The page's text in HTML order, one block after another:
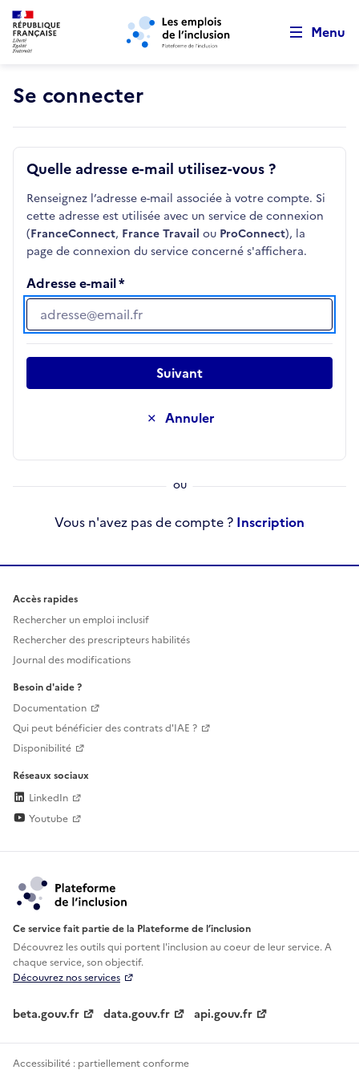
Aller au menu principal Aller au contenu principal
Menu
Se connecter
Quelle adresse e-mail utilisez-vous ?
Renseignez l’adresse e-mail associée à votre compte. Si
cette adresse est utilisée avec un service de connexion
(FranceConnect, France Travail ou ProConnect), la
page de connexion du service concerné s'affichera.
Adresse e-mail
Adresse e-mail
Annuler
Suivant
Vous n'avez pas de compte ? Inscription
Accès rapides
Rechercher un emploi inclusif
Rechercher des prescripteurs habilités
Journal des modifications
Besoin d'aide ?
Documentation
Qui peut bénéficier des contrats d'IAE ?
Disponibilité
Réseaux sociaux
LinkedIn
Youtube
Ce service fait partie de la Plateforme de l’inclusion
Découvrez les outils qui portent l'inclusion aucoeur de leur service. A
chaque service, son objectif.
Découvrez nos services
beta.gouv.fr data.gouv.fr api.gouv.fr
Accessibilité : partiellement conforme
Retour au début de la page
Panneau de gestion des cookies